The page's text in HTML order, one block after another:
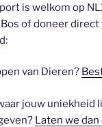
is welkom op
Bos of doneer direct
van Dieren?
jouw uniekheid
Laten we